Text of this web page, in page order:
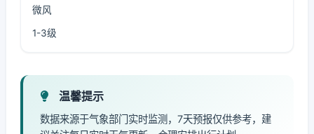
微风
1-3级
温馨提示
数据来源于气象部门实时监测，7天预报仅供参考，建